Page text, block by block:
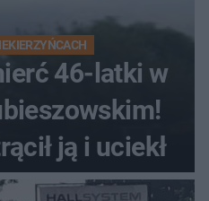
46-latki w
ją i uciekł